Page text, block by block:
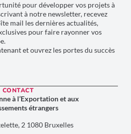
pour développer vos projets à
à notre newsletter, recevez
mail les dernières actualités,
pour faire rayonner vos
et ouvrez les portes du succès
CONTACT
à l’Exportation et aux
étrangers
2 1080 Bruxelles